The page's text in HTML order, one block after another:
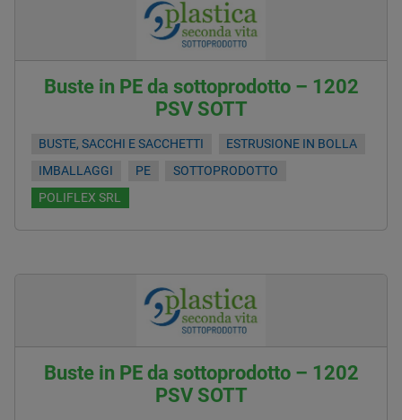
Buste in PE da sottoprodotto – 1202
PSV SOTT
BUSTE, SACCHI E SACCHETTI
ESTRUSIONE IN BOLLA
IMBALLAGGI
PE
SOTTOPRODOTTO
POLIFLEX SRL
Buste in PE da sottoprodotto – 1202
PSV SOTT